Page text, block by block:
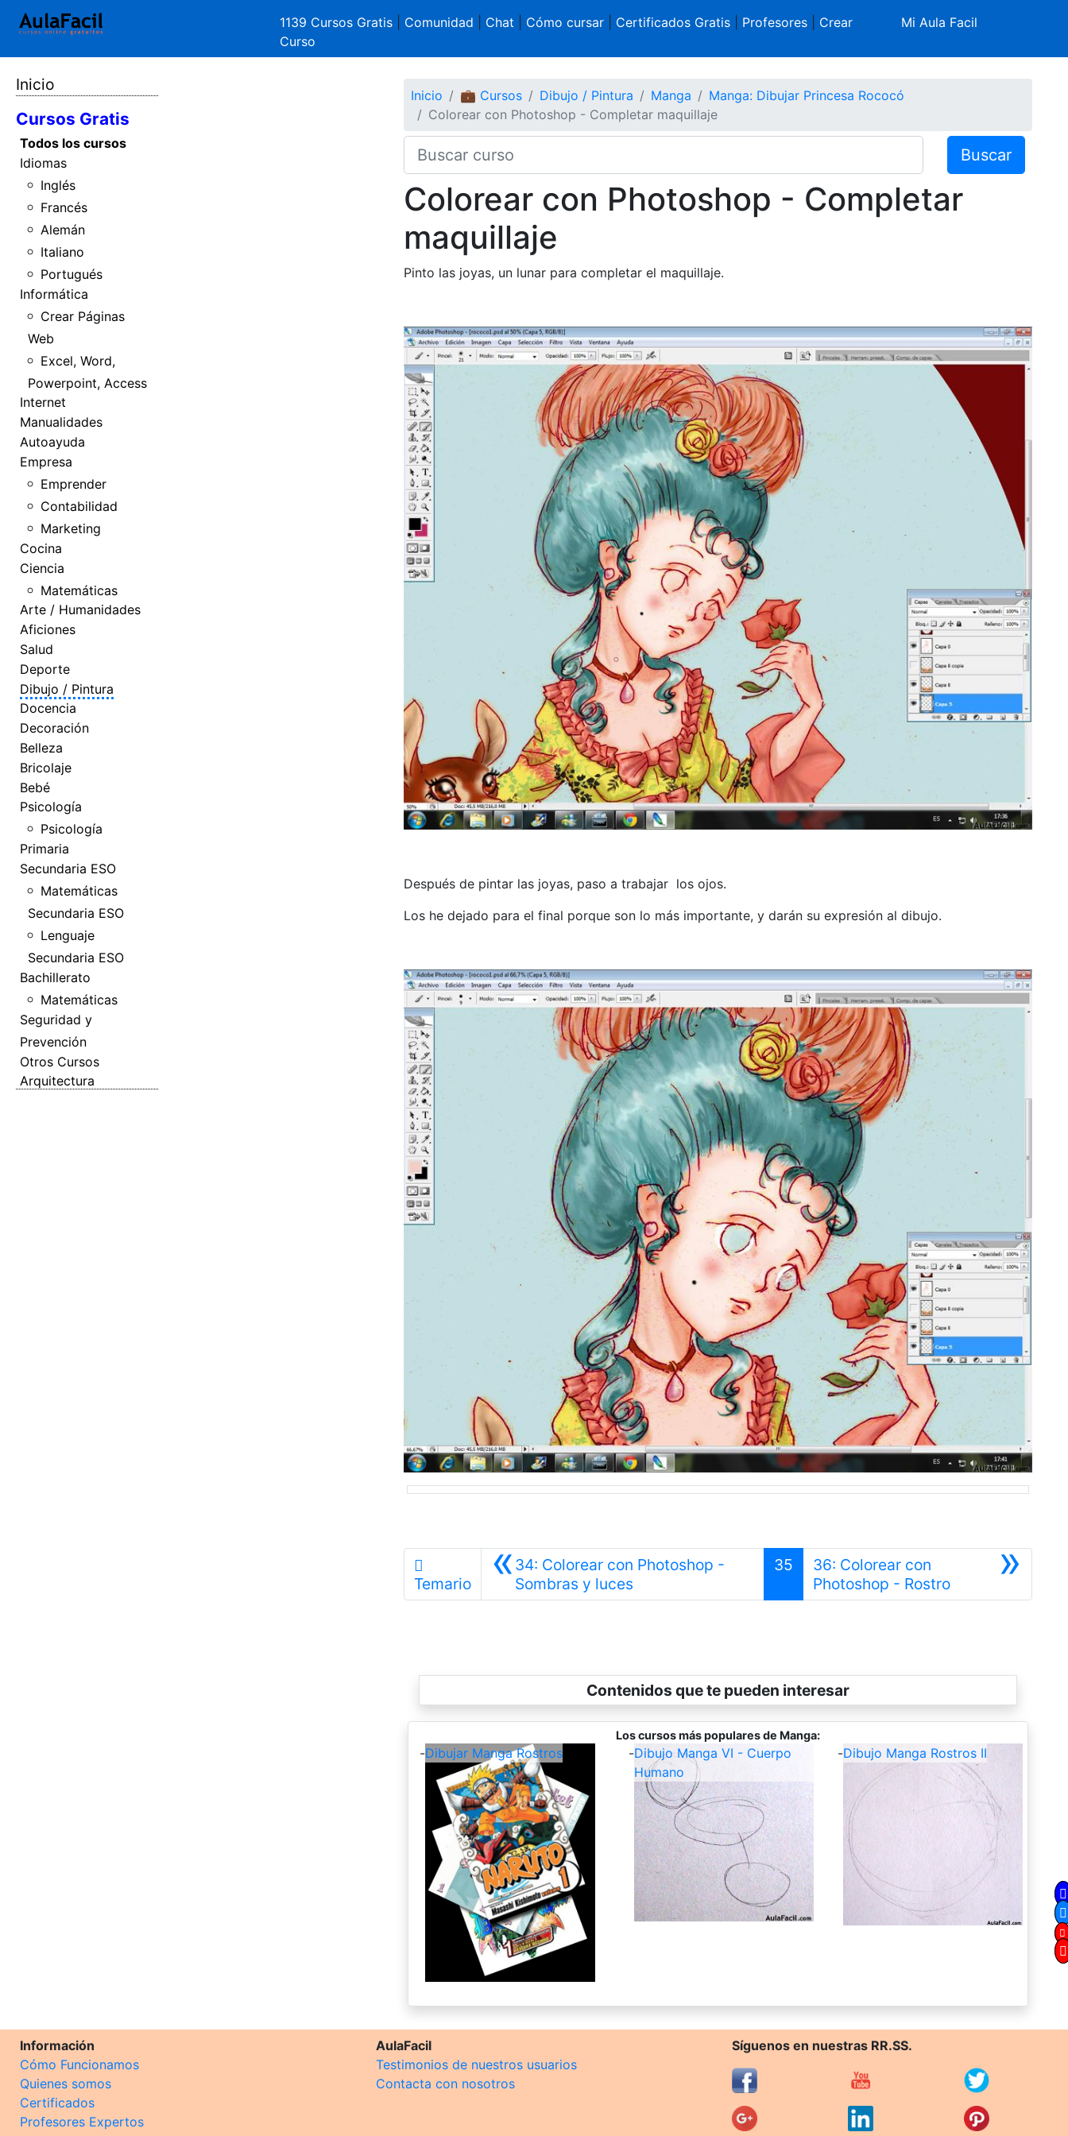
1139 Cursos Gratis Comunidad Chat Cómo cursar| Certificados Gratis| Profesores| Crear
Curso
Mi Aula Facil
Inicio
Cursos Gratis
Todos los cursos
Idiomas
Inglés
Francés
Alemán
Italiano
Portugués
Informática
Crear Páginas
Web
Excel, Word,
Powerpoint, Access
Internet
Manualidades
Autoayuda
Empresa
Emprender
Contabilidad
Marketing
Cocina
Ciencia
Matemáticas
Arte / Humanidades
Aficiones
Salud
Deporte
Dibujo / Pintura
Docencia
Decoración
Belleza
Bricolaje
Bebé
Psicología
Psicología
Primaria
Secundaria ESO
Matemáticas
Secundaria ESO
Lenguaje
Secundaria ESO
Bachillerato
Matemáticas
Seguridad y
Prevención
Otros Cursos
Arquitectura
Inicio 💼 Cursos Dibujo / Pintura Manga
Manga: Dibujar Princesa Rococó
Colorear con Photoshop - Completar maquillaje
Buscar
Colorear con Photoshop - Completar
maquillaje
Pinto las joyas, un lunar para completar el maquillaje.
Después de pintar las joyas, paso a trabajar los ojos.
Los he dejado para el final porque son lo más importante, y darán su expresión al dibujo.
Temario «34: Colorear con Photoshop -
Sombras y lucesAnterior
35 »
36: Colorear con
Photoshop - RostroSiguiente
Contenidos que te pueden interesar
Los cursos más populares de Manga:
-Dibujar Manga Rostros -Dibujo Manga VI - Cuerpo
Humano
-Dibujo Manga Rostros II
Información
Cómo Funcionamos
Quienes somos
Certificados
Profesores Expertos
AulaFacil
Testimonios de nuestros usuarios
Contacta con nosotros
Síguenos en nuestras RR.SS.